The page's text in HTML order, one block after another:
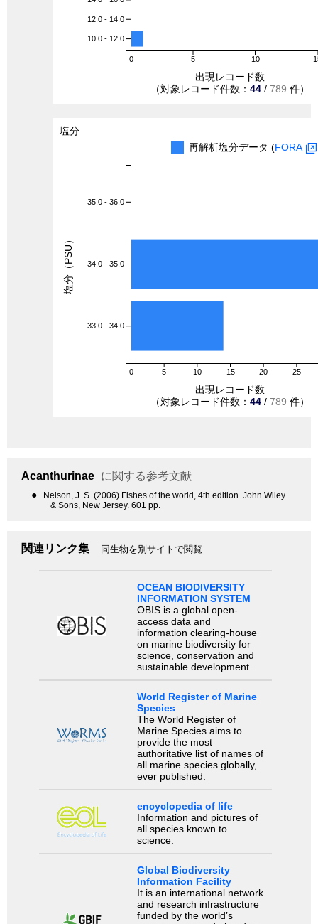
0 5 10
12.0 - 14.0
10.0 - 12.0
出現レコード数
（対象レコード件数： 44 / 789 件）
塩分
再解析塩分データ (FORA
0 5 10 15 20 25
35.0 - 36.0
34.0 - 35.0
33.0 - 34.0
出現レコード数
（対象レコード件数： 44 / 789 件）
塩分（PSU）
Acanthurinae に関する参考文献
●
Nelson, J. S. (2006) Fishes of the world, 4th edition. John Wiley
& Sons, New Jersey. 601 pp.
関連リンク集 同生物を別サイトで閲覧
OCEAN BIODIVERSITY
INFORMATION SYSTEM
OBIS is a global open-
access data and
information clearing-house
on marine biodiversity for
science, conservation and
sustainable development.
World Register of Marine
Species
The World Register of
Marine Species aims to
provide the most
authoritative list of names of
all marine species globally,
ever published.
encyclopedia of life
Information and pictures of
all species known to
science.
Global Biodiversity
Information Facility
It is an international network
and research infrastructure
funded by the world’s